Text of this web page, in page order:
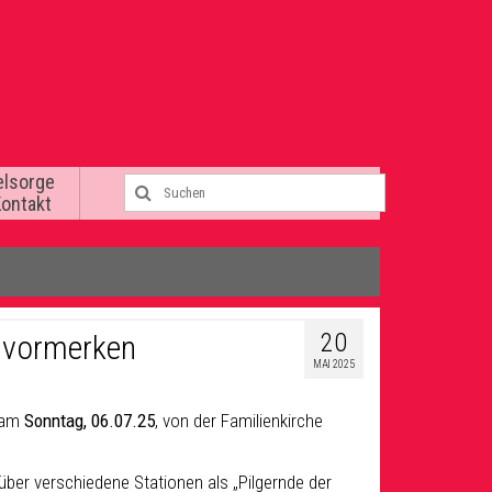
20
MAI 2025
Sonntag, 06.07.25, von der Familienkirche
verschiedene Stationen als „Pilgernde der